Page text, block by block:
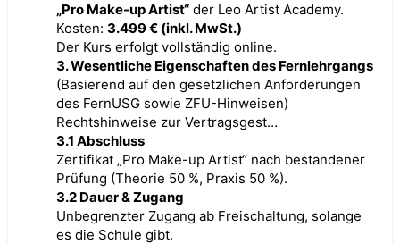
„Pro Make-up Artist“ der Leo Artist Academy.
Kosten: 3.499 € (inkl. MwSt.)
Der Kurs erfolgt vollständig online.
3. Wesentliche Eigenschaften des Fernlehrgangs
(Basierend auf den gesetzlichen Anforderungen
des FernUSG sowie ZFU-Hinweisen)
Rechtshinweise zur Vertragsgest…
3.1 Abschluss
Zertifikat „Pro Make-up Artist“ nach bestandener
Prüfung (Theorie 50 %, Praxis 50 %).
3.2 Dauer & Zugang
Unbegrenzter Zugang ab Freischaltung, solange
es die Schule gibt.